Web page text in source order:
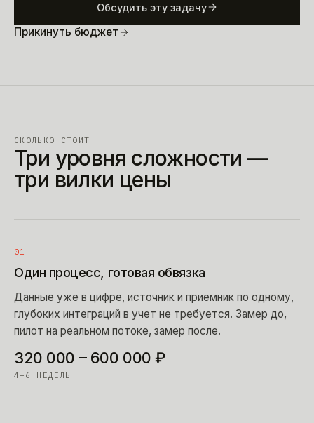
Обсудить эту задачу
Прикинуть бюджет
СКОЛЬКО СТОИТ
Три уровня сложности —
три вилки цены
01
Один процесс, готовая обвязка
Данные уже в цифре, источник и приемник по одному,
глубоких интеграций в учет не требуется. Замер до,
пилот на реальном потоке, замер после.
320 000 – 600 000 ₽
4–6 НЕДЕЛЬ